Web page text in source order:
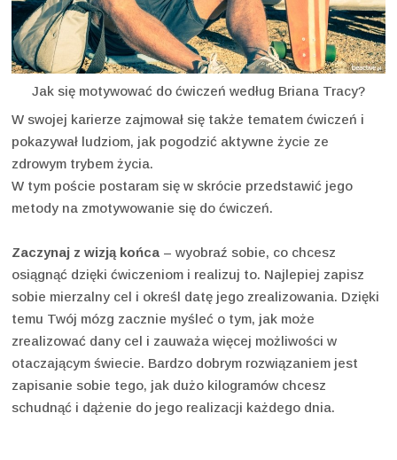
Jak się motywować do ćwiczeń według Briana Tracy?
W swojej karierze zajmował się także tematem ćwiczeń i
pokazywał ludziom, jak pogodzić aktywne życie ze
zdrowym trybem życia.
W tym poście postaram się w skrócie przedstawić jego
metody na zmotywowanie się do ćwiczeń.
Zaczynaj z wizją końca – wyobraź sobie, co chcesz
osiągnąć dzięki ćwiczeniom i realizuj to. Najlepiej zapisz
sobie mierzalny cel i określ datę jego zrealizowania. Dzięki
temu Twój mózg zacznie myśleć o tym, jak może
zrealizować dany cel i zauważa więcej możliwości w
otaczającym świecie. Bardzo dobrym rozwiązaniem jest
zapisanie sobie tego, jak dużo kilogramów chcesz
schudnąć i dążenie do jego realizacji każdego dnia.